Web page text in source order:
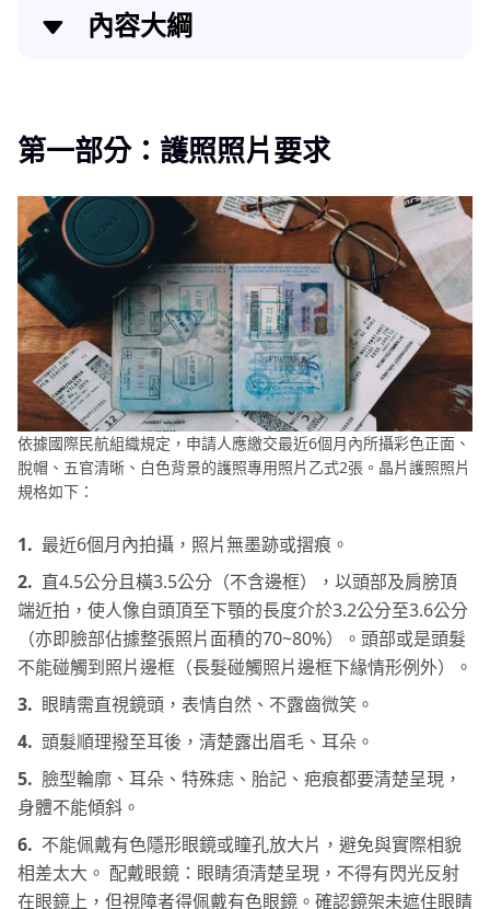
形
製
作
指
南
其
它
AI
照
片
資
訊
內容大綱
第二部分：拍出完美證件照的注意事項
片變清晰?
第四部分：HitPaw FotorPea介紹
第五部分：如何使用Photoshop進行照片畫質的調整?
第六部分：如何選擇HitPaw照片修復軟體或
Photoshop
結語
第一部分：護照照片要求
依據國際民航組織規定，申請人應繳交最近6個月內所攝彩色正面、
脫帽、五官清晰、白色背景的護照專用照片乙式2張。晶片護照照片
規格如下：
1. 最近6個月內拍攝，照片無墨跡或摺痕。
2. 直4.5公分且橫3.5公分（不含邊框），以頭部及肩膀頂
端近拍，使人像自頭頂至下顎的長度介於3.2公分至3.6公分
（亦即臉部佔據整張照片面積的70~80%）。頭部或是頭髮
不能碰觸到照片邊框（長髮碰觸照片邊框下緣情形例外）。
3. 眼睛需直視鏡頭，表情自然、不露齒微笑。
4. 頭髮順理撥至耳後，清楚露出眉毛、耳朵。
5. 臉型輪廓、耳朵、特殊痣、胎記、疤痕都要清楚呈現，
身體不能傾斜。
6. 不能佩戴有色隱形眼鏡或瞳孔放大片，避免與實際相貌
相差太大。 配戴眼鏡：眼睛須清楚呈現，不得有閃光反射
在眼鏡上，但視障者得佩戴有色眼鏡。確認鏡架未遮住眼睛